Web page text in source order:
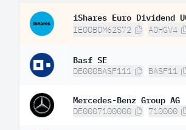
iShares Euro Dividend
IE00B0M62S72 A0HGV4
Basf SE
DE000BASF111 BASF11
Mercedes-Benz Group AG
DE0007100000 710000